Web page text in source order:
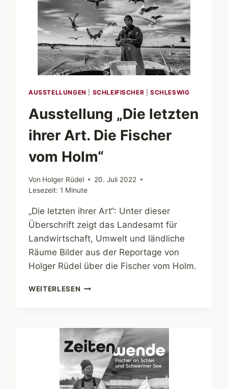
AUSSTELLUNGEN SCHLEIFISCHER |SCHLESWIG
Ausstellung „Die letzten
ihrer Art. Die Fischer
vom Holm“
Von Holger Rüdel
20. Juli 2022
Lesezeit: 1 Minute
„Die letzten ihrer Art“: Unter dieser
Überschrift zeigt das Landesamt für
Landwirtschaft, Umwelt und ländliche
Räume Bilder aus der Reportage von
Holger Rüdel über die Fischer vom Holm.
WEITERLESEN AUSSTELLUNG
ART.
DIE
FISCHER
VOM
HOLM“